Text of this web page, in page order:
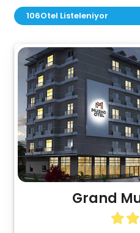
106Otel Listeleniyor
Grand